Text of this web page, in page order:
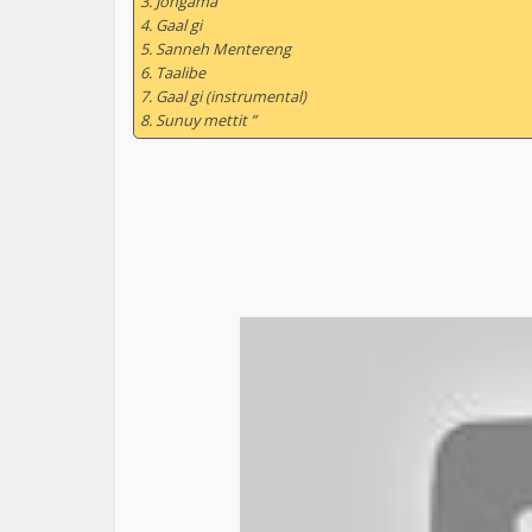
4. Gaal gi
5. Sanneh Mentereng
6. Taalibe
7. Gaal gi (instrumental)
8. Sunuy mettit ”